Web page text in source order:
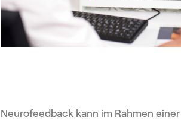
Neurofeedback kann im Rahmen